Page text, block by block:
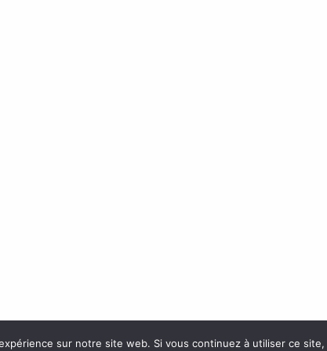
sur notre site web. Si vous continuez à utiliser ce